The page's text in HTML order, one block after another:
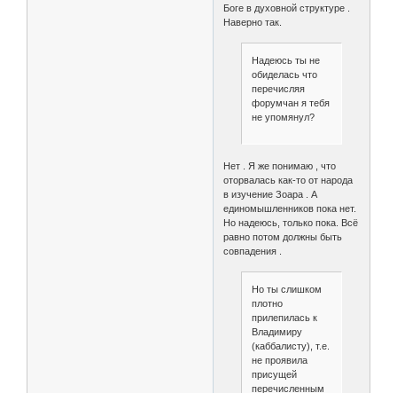
Боге в духовной структуре .
Наверно так.
Надеюсь ты не
обиделась что
перечисляя
форумчан я тебя
не упомянул?
Нет . Я же понимаю , что
оторвалась как-то от народа
в изучение Зоара . А
единомышленников пока нет.
Но надеюсь, только пока. Всё
равно потом должны быть
совпадения .
Но ты слишком
плотно
прилепилась к
Владимиру
(каббалисту), т.е.
не проявила
присущей
перечисленным